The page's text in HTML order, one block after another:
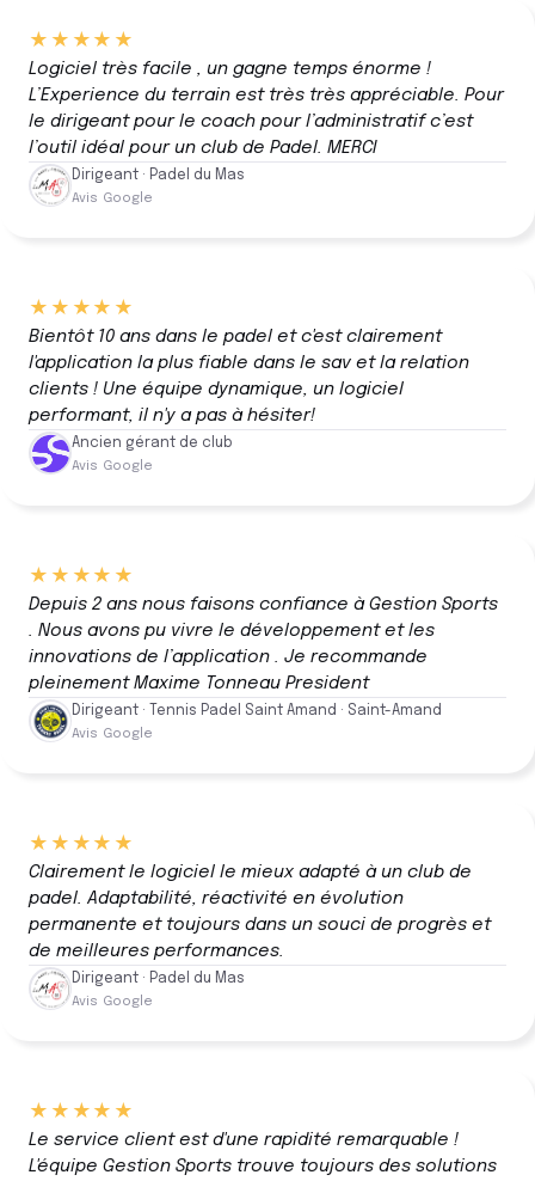
★★★★★
Logiciel très facile , un gagne temps énorme !
L’Experience du terrain est très très appréciable. Pour
le dirigeant pour le coach pour l’administratif c’est
l’outil idéal pour un club de Padel. MERCI
Dirigeant · Padel du Mas
Avis Google
★★★★★
Bientôt 10 ans dans le padel et c'est clairement
l'application la plus fiable dans le sav et la relation
clients ! Une équipe dynamique, un logiciel
performant, il n'y a pas à hésiter!
Ancien gérant de club
Avis Google
★★★★★
Depuis 2 ans nous faisons confiance à Gestion Sports
. Nous avons pu vivre le développement et les
innovations de l’application . Je recommande
pleinement Maxime Tonneau President
Dirigeant · Tennis Padel Saint Amand · Saint-Amand
Avis Google
★★★★★
Clairement le logiciel le mieux adapté à un club de
padel. Adaptabilité, réactivité en évolution
permanente et toujours dans un souci de progrès et
de meilleures performances.
Dirigeant · Padel du Mas
Avis Google
★★★★★
Le service client est d'une rapidité remarquable !
L'équipe Gestion Sports trouve toujours des solutions